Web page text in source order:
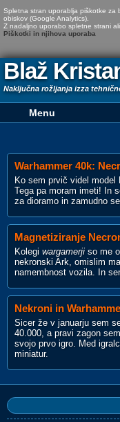
Spletna stran uporablja piškotke za
obiskov (Google Analytics).
Z nadaljno uporabo spletne strani
Piškotki in njihova uporaba
Blaž
Naključna rožljanja izza
Warhammer 40k:
Ko sem prvič videl model
Tega pa moram imeti! In
za dioramo in zamudno
Magnetiziranje
Kolegi wargamerji so me
nekronski Ark, omislim
namembnost vozila. In
Nekroni in
Sicer že v januarju sem
40.000, a pravi zagon
svojo prvo igro. Med
miniatur.